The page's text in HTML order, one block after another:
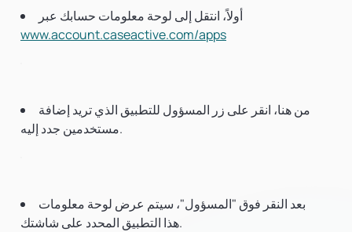
أولاً، انتقل إلى لوحة معلومات حسابك عبر
www.account.caseactive.com/apps
من هنا، انقر على زر المسؤول للتطبيق الذي تريد إضافة
مستخدمين جدد إليه.
بعد النقر فوق "المسؤول"، سيتم عرض لوحة معلومات
هذا التطبيق المحدد على شاشتك.